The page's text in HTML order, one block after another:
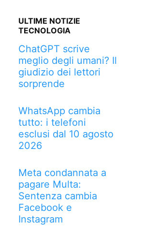
ULTIME NOTIZIE
TECNOLOGIA
ChatGPT scrive
meglio degli umani? Il
giudizio dei lettori
sorprende
WhatsApp cambia
tutto: i telefoni
esclusi dal 10 agosto
2026
Meta condannata a
pagare Multa:
Sentenza cambia
Facebook e
Instagram